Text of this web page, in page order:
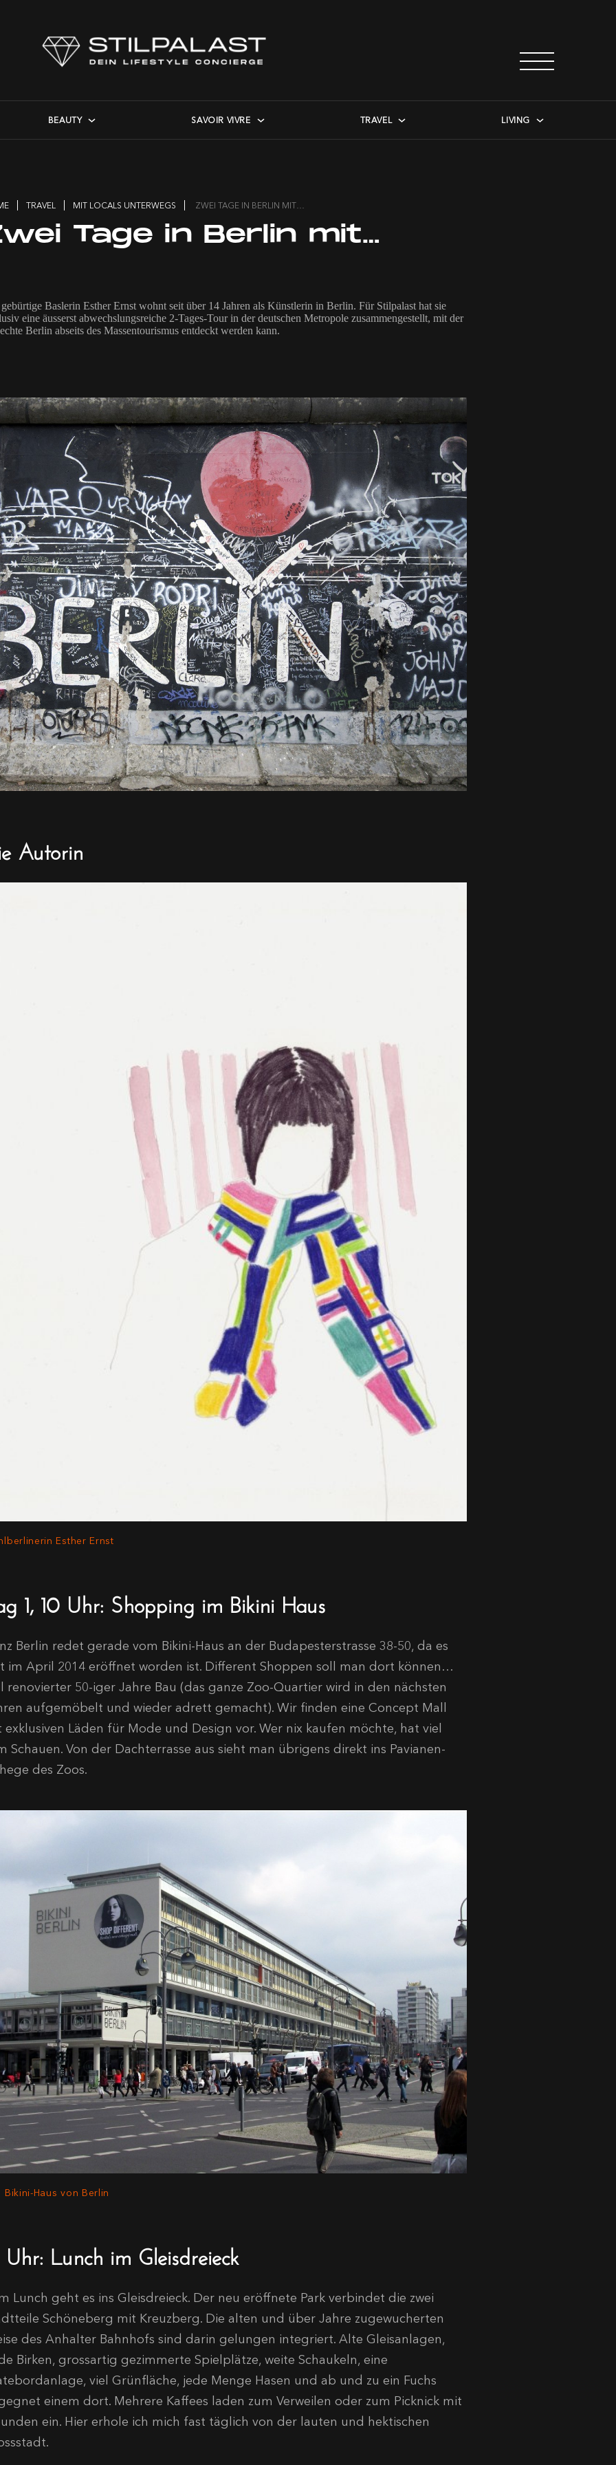
BEAUTY SAVOIR VIVRE TRAVEL LIVING
TRAVEL MIT LOCALS UNTERWEGS ZWEI TAGE IN BERLIN MIT…
Tage in Berlin mit…
Baslerin Esther Ernst wohnt seit über 14 Jahren als Künstlerin in Berlin. Für Stilpalast hat sie
eine äusserst abwechslungsreiche 2-Tages-Tour in der deutschen Metropole zusammengestellt, mit der
Berlin abseits des Massentourismus entdeckt werden kann.
Autorin
Esther Ernst
1, 10 Uhr: Shopping im Bikini Haus
Berlin redet gerade vom Bikini-Haus an der Budapesterstrasse 38-50, da es
im April 2014 eröffnet worden ist. Different Shoppen soll man dort können…
renovierter 50-iger Jahre Bau (das ganze Zoo-Quartier wird in den nächsten
aufgemöbelt und wieder adrett gemacht). Wir finden eine Concept Mall
exklusiven Läden für Mode und Design vor. Wer nix kaufen möchte, hat viel
Schauen. Von der Dachterrasse aus sieht man übrigens direkt ins Pavianen-
des Zoos.
Bikini-Haus von Berlin
Uhr: Lunch im Gleisdreieck
Lunch geht es ins Gleisdreieck. Der neu eröffnete Park verbindet die zwei
Schöneberg mit Kreuzberg. Die alten und über Jahre zugewucherten
des Anhalter Bahnhofs sind darin gelungen integriert. Alte Gleisanlagen,
Birken, grossartig gezimmerte Spielplätze, weite Schaukeln, eine
viel Grünfläche, jede Menge Hasen und ab und zu ein Fuchs
einem dort. Mehrere Kaffees laden zum Verweilen oder zum Picknick mit
ein. Hier erhole ich mich fast täglich von der lauten und hektischen